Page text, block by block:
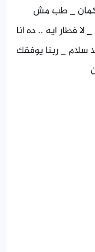
كمان _ طب مش
فطار ايه .. ده انا
سلام _ ربنا يوفقك